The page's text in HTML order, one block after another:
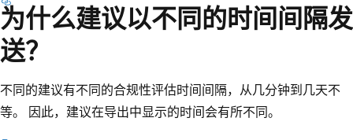
为什么建议以不同的时间间隔发
送？
不同的建议有不同的合规性评估时间间隔，从几分钟到几天不
等。 因此，建议在导出中显示的时间会有所不同。